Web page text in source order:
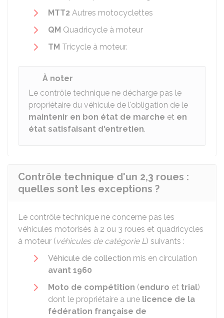
MTT2 Autres motocyclettes
QM Quadricycle à moteur
TM Tricycle à moteur.
À noter
Le contrôle technique ne décharge pas le
propriétaire du véhicule de l'obligation de le
maintenir en bon état de marche et en
état satisfaisant d'entretien.
Contrôle technique d'un 2,3 roues :
quelles sont les exceptions ?
Le contrôle technique ne concerne pas les
véhicules motorisés à 2 ou 3 roues et quadricycles
à moteur (véhicules de catégorie L) suivants :
Véhicule de collection mis en circulation
avant 1960
Moto de compétition (enduro et trial)
dont le propriétaire a une licence de la
fédération française de